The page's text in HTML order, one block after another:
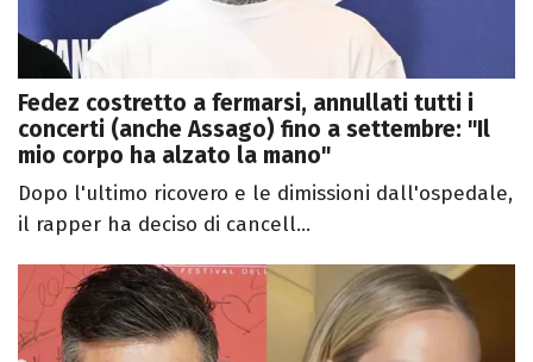
Fedez costretto a fermarsi, annullati tutti i
concerti (anche Assago) fino a settembre: "Il
mio corpo ha alzato la mano"
Dopo l'ultimo ricovero e le dimissioni dall'ospedale,
il rapper ha deciso di cancell...